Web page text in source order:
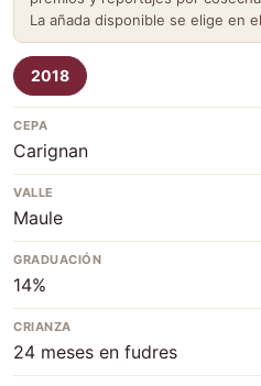
La añada disponible se elige en
2018
CEPA
Carignan
VALLE
Maule
GRADUACIÓN
14%
CRIANZA
24 meses en fudres